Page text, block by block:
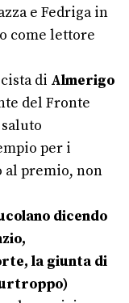
e Fedriga in
come lettore
di Almerigo
del Fronte
per i
al premio, non
dicendo
la giunta di